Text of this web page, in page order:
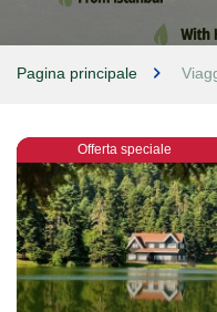
Pagina principale
Offerta speciale